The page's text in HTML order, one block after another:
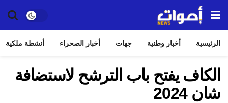
الرئيسية أخبار وطنية جهات أخبار الصحراء أنشطة ملكية
الكاف يفتح باب الترشح لاستضافة
شان 2024